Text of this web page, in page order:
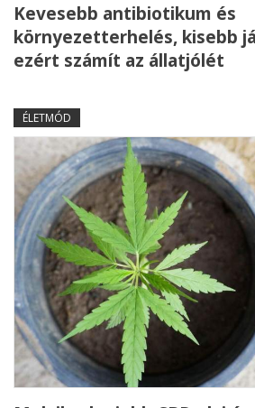
Kevesebb antibiotikum és
környezetterhelés, kisebb
ezért számít az állatjólét
ÉLETMÓD